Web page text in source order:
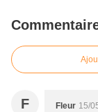
F Fleur 15/